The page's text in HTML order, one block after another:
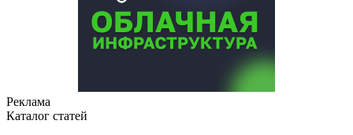
Реклама
Каталог статей